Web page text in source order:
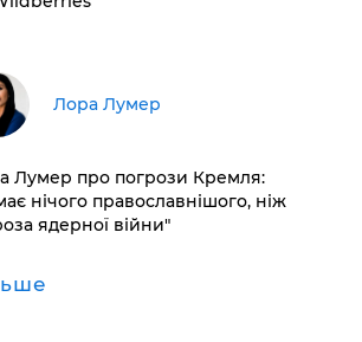
​Лора Лумер
Лумер про погрози Кремля:
нічого православнішого, ніж
ядерної війни"